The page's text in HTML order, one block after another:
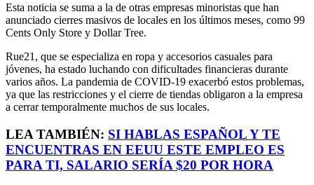
Esta noticia se suma a la de otras empresas minoristas que han
anunciado cierres masivos de locales en los últimos meses, como 99
Cents Only Store y Dollar Tree.
Rue21, que se especializa en ropa y accesorios casuales para
jóvenes, ha estado luchando con dificultades financieras durante
varios años. La pandemia de COVID-19 exacerbó estos problemas,
ya que las restricciones y el cierre de tiendas obligaron a la empresa
a cerrar temporalmente muchos de sus locales.
LEA TAMBIÉN: SI HABLAS ESPAÑOL Y TE
ENCUENTRAS EN EEUU ESTE EMPLEO ES
PARA TI, SALARIO SERÍA $20 POR HORA